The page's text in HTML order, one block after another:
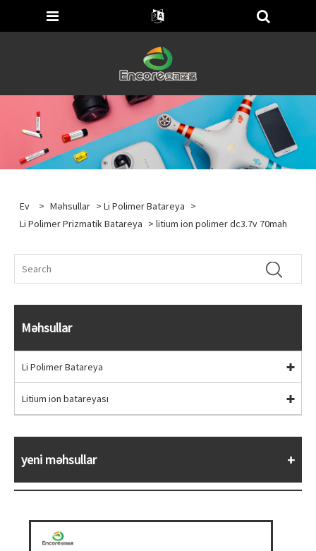
Ev > Məhsullar >Li Polimer Batareya >
Li Polimer Prizmatik Batareya > litium ion polimer dc3.7v 70mah
Məhsullar
Li Polimer Batareya
Litium ion batareyası
yeni məhsullar